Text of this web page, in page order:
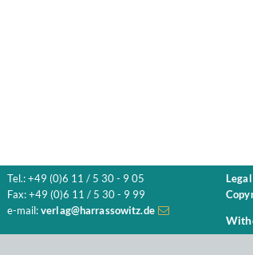
Tel.: +49 (0)6 11 / 5 30 - 9 05
Fax: +49 (0)6 11 / 5 30 - 9 99
e-mail: verlag@harrassowitz.de